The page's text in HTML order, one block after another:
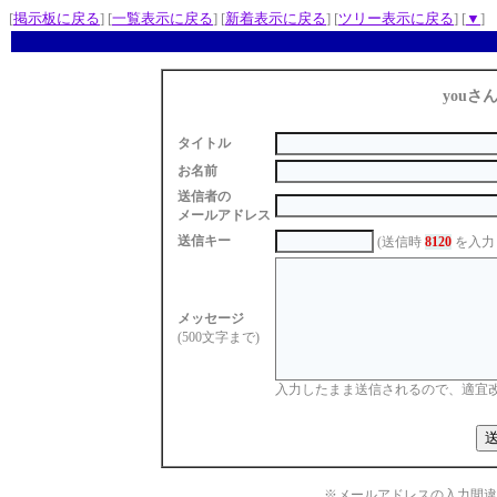
[掲示板に戻る] [一覧表示に戻る] [新着表示に戻る] [ツリー表示に戻る] [▼ ]
youさん
タイトル
お名前
送信者の
メールアドレス
送信キー
(送信時 8120を入力
メッセージ
(500文字まで)
入力したまま送信されるので、適宜